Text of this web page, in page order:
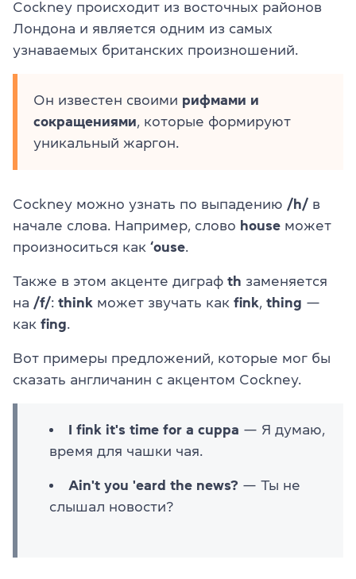
Cockney происходит из восточных районов
Лондона и является одним из самых
узнаваемых британских произношений.
Он известен своими рифмами и
сокращениями, которые формируют
уникальный жаргон.
Cockney можно узнать по выпадению /h/ в
начале слова. Например, слово house может
произноситься как ‘ouse.
Также в этом акценте диграф th заменяется
на /f/: think может звучать как fink, thing —
как fing.
Вот примеры предложений, которые мог бы
сказать англичанин с акцентом Cockney.
I fink it's time for a cuppa — Я думаю,
время для чашки чая.
Ain't you 'eard the news? — Ты не
слышал новости?